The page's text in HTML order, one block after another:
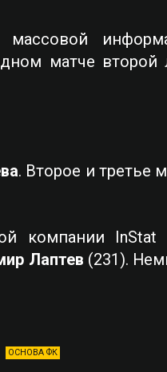
массовой
матче второй
. Второе и третье
компании InStat
Лаптев (231).
ОСНОВА ФК